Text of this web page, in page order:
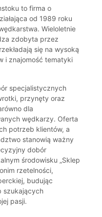
to firma o
od 1989 roku
Wieloletnie
zdobyta przez
się na wysoką
i znajomość tematyki
specjalistycznych
przynęty oraz
dla
wędkarzy. Oferta
potrzeb klientów, a
stanowią ważny
dobór
środowisku „Sklep
rzetelności,
budując
szukających
pasji.